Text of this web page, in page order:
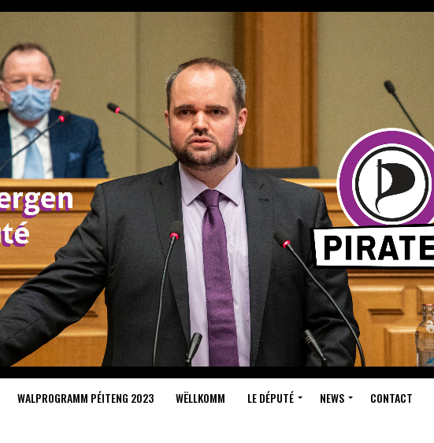
WALPROGRAMM PÉITENG 2023 WËLLKOMM LE DÉPUTÉ NEWS CONTACT